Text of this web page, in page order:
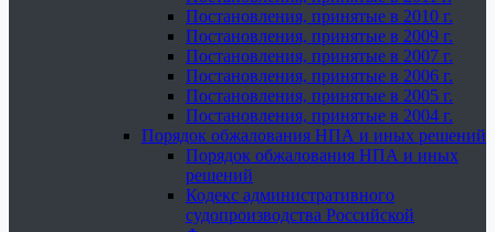
Постановления, принятые в 2010 г.
Постановления, принятые в 2009 г.
Постановления, принятые в 2007 г.
Постановления, принятые в 2006 г.
Постановления, принятые в 2005 г.
Постановления, принятые в 2004 г.
Порядок обжалования НПА и иных решений
Порядок обжалования НПА и иных
решений
Кодекс административного
судопроизводства Российской